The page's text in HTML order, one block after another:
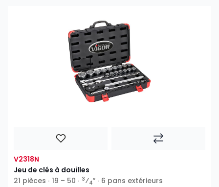
V2318N
Jeu de clés à douilles
21 pièces ∙ 19 – 50 ∙ 3⁄4″ ∙ 6 pans extérieurs